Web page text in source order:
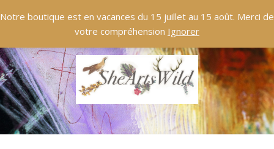
Notre boutique est en vacances du 15 juillet au 15 août. Merci de
votre compréhension Ignorer